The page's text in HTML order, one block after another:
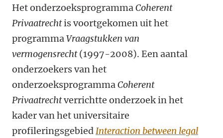
Het onderzoeksprogrammaCoherent
Privaatrechtis voortgekomen uit het
programmaVraagstukken van
vermogensrecht(1997-2008). Een aantal
onderzoekers van het
onderzoeksprogrammaCoherent
Privaatrechtverrichtte onderzoek in het
kader van het universitaire
profileringsgebiedInteraction between legal